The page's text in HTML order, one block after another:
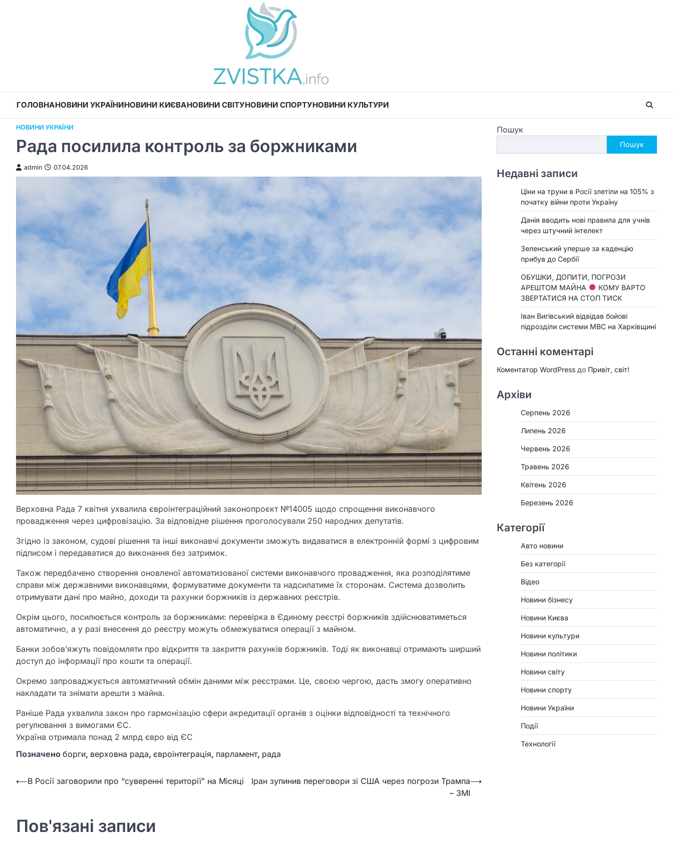
ГОЛОВНАНОВИНИ УКРАЇНИНОВИНИ КИЄВАНОВИНИ СВІТУНОВИНИ СПОРТУНОВИНИ КУЛЬТУРИ
НОВИНИ УКРАЇНИ
Рада посилила контроль за боржниками
admin 07.04.2026
Верховна Рада 7 квітня ухвалила євроінтеграційний законопроєкт №14005 щодо спрощення виконавчого
провадження через цифровізацію. За відповідне рішення проголосували 250 народних депутатів.
Згідно із законом, судові рішення та інші виконавчі документи зможуть видаватися в електронній формі з цифровим
підписом і передаватися до виконання без затримок.
Також передбачено створення оновленої автоматизованої системи виконавчого провадження, яка розподілятиме
справи між державними виконавцями, формуватиме документи та надсилатиме їх сторонам. Система дозволить
отримувати дані про майно, доходи та рахунки боржників із державних реєстрів.
Окрім цього, посилюється контроль за боржниками: перевірка в Єдиному реєстрі боржників здійснюватиметься
автоматично, а у разі внесення до реєстру можуть обмежуватися операції з майном.
Банки зобов’яжуть повідомляти про відкриття та закриття рахунків боржників. Тоді як виконавці отримають ширший
доступ до інформації про кошти та операції.
Окремо запроваджується автоматичний обмін даними між реєстрами. Це, своєю чергою, дасть змогу оперативно
накладати та знімати арешти з майна.
Раніше Рада ухвалила закон про гармонізацію сфери акредитації органів з оцінки відповідності та технічного
регулювання з вимогами ЄС.
Україна отримала понад 2 млрд євро від ЄС
Позначено борги, верховна рада, євроінтеграція, парламент, рада
Навігація
⟵В Росії заговорили про “суверенні території” на Місяці
Іран зупинив переговори зі США через погрози Трампа
– ЗМІ
⟶
Пов'язані записи
Пошук
Пошук
Недавні записи
Ціни на труни в Росії злетіли на 105% з
початку війни проти Україну
Данія вводить нові правила для учнів
через штучний інтелект
Зеленський уперше за каденцію
прибув до Сербії
ОБУШКИ, ДОПИТИ, ПОГРОЗИ
АРЕШТОМ МАЙНА
КОМУ ВАРТО
ЗВЕРТАТИСЯ НА СТОП ТИСК
Іван Вигівський відвідав бойові
підрозділи системи МВС на Харківщині
Останні коментарі
Коментатор WordPress до Привіт, світ!
Архіви
Серпень 2026
Липень 2026
Червень 2026
Травень 2026
Квітень 2026
Березень 2026
Категорії
Авто новини
Без категорії
Відео
Новини бізнесу
Новини Києва
Новини культури
Новини політики
Новини світу
Новини спорту
Новини України
Події
Технології